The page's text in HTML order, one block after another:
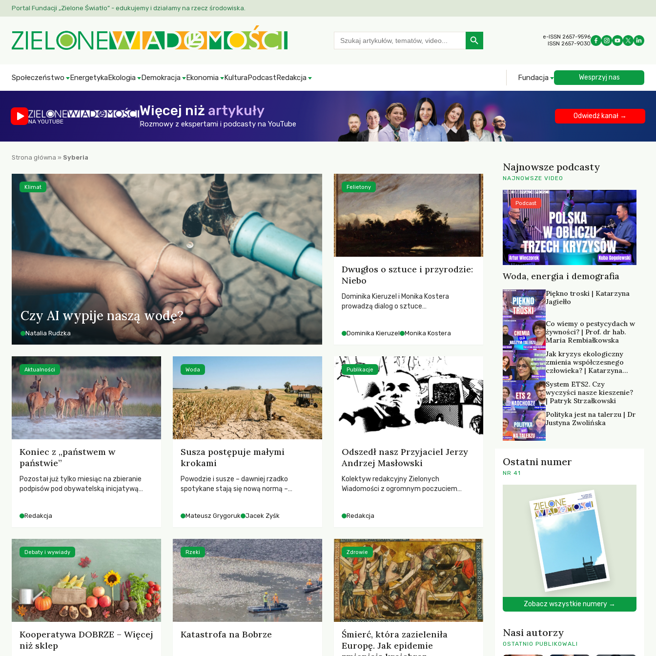
Portal Fundacji „Zielone Światło” - edukujemy i działamy na rzecz środowiska.
Search
for:
Search Button
e-ISSN 2657-9596
ISSN 2657-9030
Społeczeństwo EnergetykaEkologia Demokracja Ekonomia KulturaPodcastRedakcja Fundacja Wesprzyj nas
NA YOUTUBE
Więcej niż artykuły
Rozmowy z ekspertami i podcasty na YouTube
Odwiedź kanał →
Strona główna » Syberia
Czy AI wypije naszą wodę?
Natalia Rudzka
Klimat
Dwugłos o sztuce i przyrodzie:
Niebo
Dominika Kieruzel i Monika Kostera
prowadzą dialog o sztuce
wrażliwość, odczuwanie przestrzeni oraz
Dominika Kieruzel Monika Kostera
Felietony
Koniec z „państwem w
państwie”
Pozostał już tylko miesiąc na zbieranie
podpisów pod obywatelską inicjatywą
pełną mobilizację, ponieważ projekt
rozwiązania dla przyrody i zwierząt,
radykalnie zmieniając dotychczasowy
paradygmat funkcjonowania łowiectwa w
Polsce.
Redakcja
Aktualności
Susza postępuje małymi
krokami
Powodzie i susze – dawniej rzadko
spotykane stają się nową normą –
SGGW.
Mateusz Grygoruk Jacek Zyśk
Woda
Odszedł nasz Przyjaciel Jerzy
Andrzej Masłowski
Kolektyw redakcyjny Zielonych
Wiadomości z ogromnym poczuciem
kochanego Opiekuna, Mecenasa i Mentora.
Redakcja
Publikacje
Kooperatywa DOBRZE – Więcej
niż sklep
Debaty i wywiady
Katastrofa na Bobrze
Rzeki
Śmierć, która zazieleniła
Europę. Jak epidemie
Zdrowie
Najnowsze podcasty
NAJNOWSZE VIDEO
Woda, energia i demografia
Podcast
Piękno troski | Katarzyna
Jagiełło
Co wiemy o pestycydach w
żywności? | Prof. dr hab.
Maria Rembiałkowska
Jak kryzys ekologiczny
zmienia współczesnego
człowieka? | Katarzyna
System ETS2. Czy
wyczyści nasze kieszenie?
| Patryk Strzałkowski
Polityka jest na talerzu | Dr
Justyna Zwolińska
Ostatni numer
NR 41
Zobacz wszystkie numery →
Nasi autorzy
OSTATNIO PUBLIKOWALI